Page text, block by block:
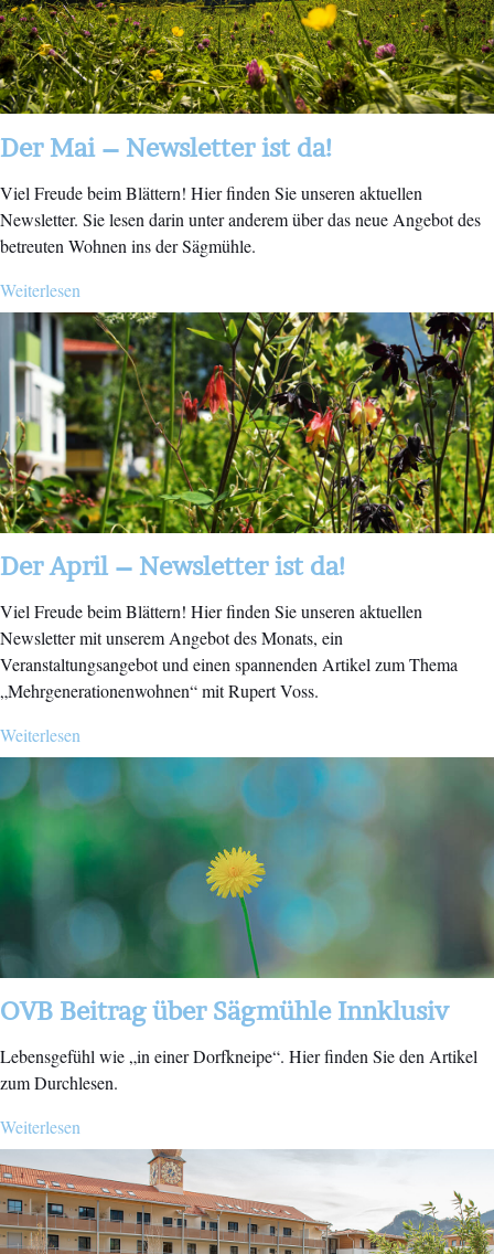
Der Mai – Newsletter ist da!
Viel Freude beim Blättern! Hier finden Sie unseren aktuellen
Newsletter. Sie lesen darin unter anderem über das neue Angebot des
betreuten Wohnen ins der Sägmühle.
Weiterlesen
Der April – Newsletter ist da!
Viel Freude beim Blättern! Hier finden Sie unseren aktuellen
Newsletter mit unserem Angebot des Monats, ein
Veranstaltungsangebot und einen spannenden Artikel zum Thema
„Mehrgenerationenwohnen“ mit Rupert Voss.
Weiterlesen
OVB Beitrag über Sägmühle Innklusiv
Lebensgefühl wie „in einer Dorfkneipe“. Hier finden Sie den Artikel
zum Durchlesen.
Weiterlesen